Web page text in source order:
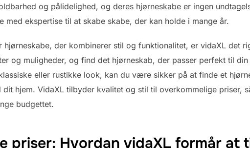
og pålidelighed, og deres hjørneskabe er ingen
ekspertise til at skabe skabe, der kan holde i mange år.
hjørneskabe, der kombinerer stil og funktionalitet, er vidaXL det
og muligheder, og find det hjørneskab, der passer perfekt til
eller rustikke look, kan du være sikker på at finde et
hjem. VidaXL tilbyder kvalitet og stil til overkommelige priser,
budgettet.
priser: Hvordan vidaXL formår at